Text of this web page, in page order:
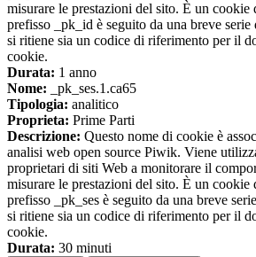
misurare le prestazioni del sito. È un
prefisso _pk_id è seguito da una breve
si ritiene sia un codice di riferimento per il
cookie.
Durata: 1 anno
Nome: _pk_ses.1.ca65
Tipologia: analitico
Proprieta: Prime Parti
Descrizione: Questo nome di cookie è
analisi web open source Piwik. Viene
proprietari di siti Web a monitorare il
misurare le prestazioni del sito. È un
prefisso _pk_ses è seguito da una breve
si ritiene sia un codice di riferimento per il
cookie.
Durata: 30 minuti